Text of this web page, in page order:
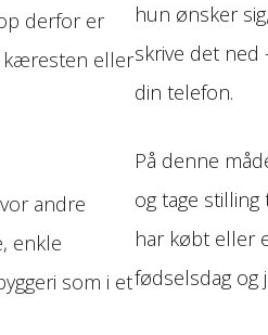
derfor er
kæresten eller
andre
enkle
som i et
hun ønsker
skrive det ned
din telefon.
På denne
og tage
har købt eller
fødselsdag og